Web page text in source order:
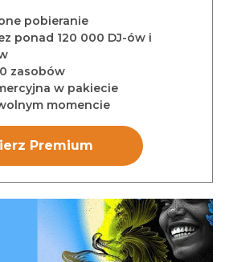
pobieranie
ponad 120 000 DJ-ów i
zasobów
w pakiecie
momencie
Premium